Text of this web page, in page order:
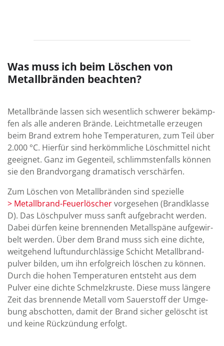
Was muss ich beim Löschen von
Metallbränden beachten?
Metallbrände lassen sich wesent­lich schwerer be­kämp­
fen als alle anderen Brände. Leicht­metalle er­zeu­gen
beim Brand extrem hohe Tem­pe­ra­turen, zum Teil über
2.000 °C. Hier­für sind her­kömm­liche Lösch­mittel nicht
ge­eignet. Ganz im Gegen­teil, schlimm­sten­falls können
sie den Brand­vor­gang dra­ma­tisch ver­schärfen.
Zum Löschen von Metall­brän­den sind spe­zielle
> Metall­brand-Feuer­löschervor­ge­sehen (Brandklasse
D). Das Lösch­pulver muss sanft auf­ge­bracht werden.
Dabei dürfen keine bren­nen­den Metall­späne auf­ge­wir­
belt werden. Über dem Brand muss sich eine dichte,
weit­ge­hend luft­un­durch­läs­sige Schicht Metall­brand­
pulver bilden, um ihn er­folg­reich löschen zu können.
Durch die hohen Tem­pe­ra­turen ent­steht aus dem
Pulver eine dichte Schmelz­kruste. Diese muss längere
Zeit das bren­nende Metall vom Sauer­stoff der Um­ge­
bung ab­schot­ten, damit der Brand sicher ge­löscht ist
und keine Rück­zün­dung erfolgt.